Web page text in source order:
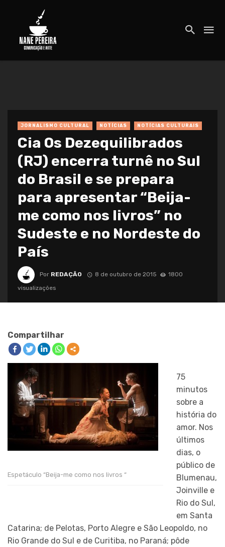
JORNALISMO CULTURAL NOTÍCIAS NOTÍCIAS CULTURAIS
Cia Os Dezequilibrados
(RJ) encerra turnê no Sul
do Brasil e se prepara
para apresentar “Beija-
me como nos livros” no
Sudeste e no Nordeste do
País
Por REDAÇÃO 8 de outubro de 2015
1800
visualizações
Compartilhar
Espetáculo “Beija-me como nos livros “
75
minutos
sobre a
história do
amor. Nos
últimos
dias, o
público de
Blumenau,
Joinville e
Rio do Sul,
em Santa
Catarina; de Pelotas, Porto Alegre e São Leopoldo, no
Rio Grande do Sul e de Curitiba, no Paraná; pôde